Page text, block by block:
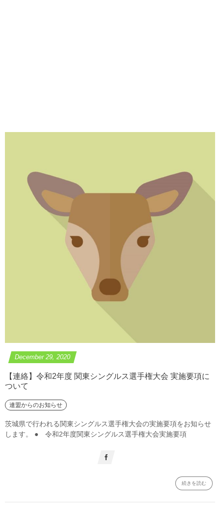
December 29,2020
【連絡】令和2年度 関東シングルス選手権大会 実施要項に
ついて
連盟からのお知らせ
茨城県で行われる関東シングルス選手権大会の実施要項をお知らせ
します。 ● 令和2年度関東シングルス選手権大会実施要項
続きを読む